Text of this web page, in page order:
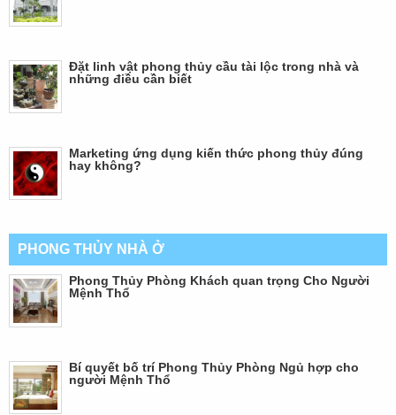
Đặt linh vật phong thủy cầu tài lộc trong nhà và
những điều cần biết
Marketing ứng dụng kiến thức phong thủy đúng
hay không?
PHONG THỦY NHÀ Ở
Phong Thủy Phòng Khách quan trọng Cho Người
Mệnh Thổ
Bí quyết bố trí Phong Thủy Phòng Ngủ hợp cho
người Mệnh Thổ